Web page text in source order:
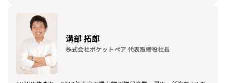
溝部 拓郎
株式会社ポケットペア 代表取締役社長